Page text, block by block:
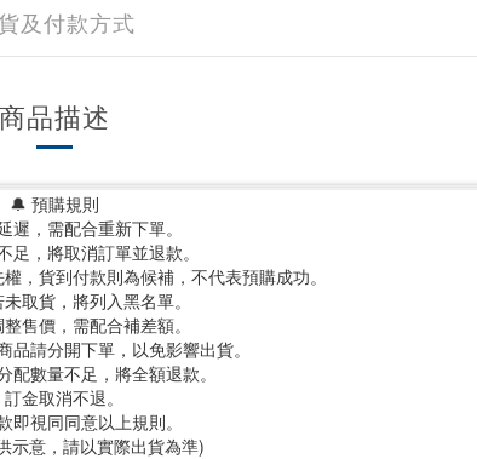
及付款方式
商品描述
🔔 預購規則
遲，需配合重新下單。
足，將取消訂單並退款。
，貨到付款則為候補，不代表預購成功。
取貨，將列入黑名單。
售價，需配合補差額。
品請分開下單，以免影響出貨。
配數量不足，將全額退款。
金取消不退。
即視同同意以上規則。
示意，請以實際出貨為準)